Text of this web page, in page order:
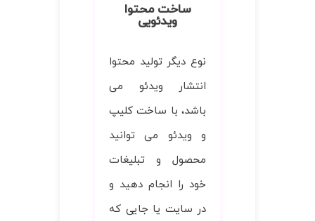
ساخت محتوا
ویدئویی
نوع دیگر تولید محتوا
انتشار ویدئو می
باشد، با ساخت کلیپ
و ویدئو می توانید
محصول و تبلیغات
خود را انجام دهید و
در سایت یا جایی که